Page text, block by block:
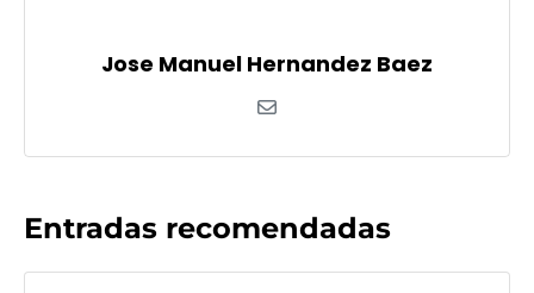
Jose Manuel Hernandez Baez
Entradas recomendadas